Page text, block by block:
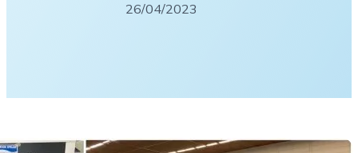
26/04/2023